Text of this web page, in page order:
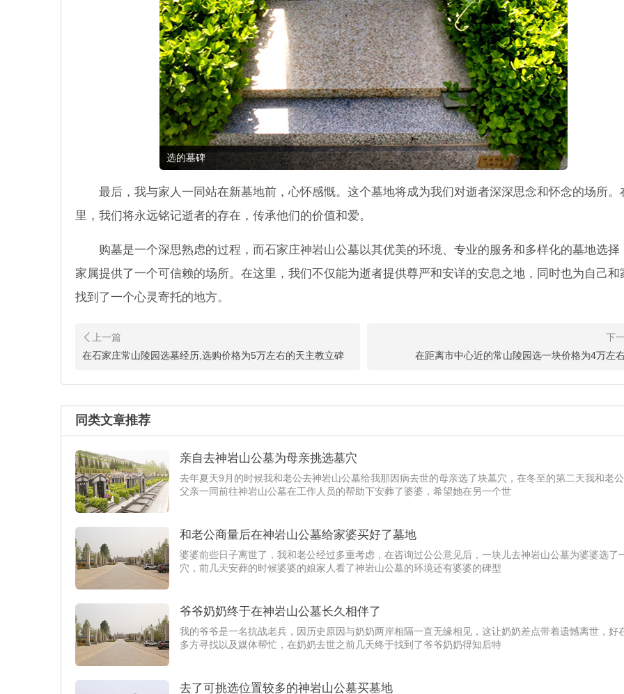
选的墓碑
最后，我与家人一同站在新墓地前，心怀感慨。这个墓地将成为我们对逝者深深思念和怀念的场所。
里，我们将永远铭记逝者的存在，传承他们的价值和爱。
购墓是一个深思熟虑的过程，而石家庄神岩山公墓以其优美的环境、专业的服务和多样化的墓地选择
家属提供了一个可信赖的场所。在这里，我们不仅能为逝者提供尊严和安详的安息之地，同时也为自己和
找到了一个心灵寄托的地方。
在石家庄常山陵园选墓经历,选购价格为5万左右的天主教立碑 在距离市中心近的常山陵园选一块价格为4万左
同类文章推荐
亲自去神岩山公墓为母亲挑选墓穴
去年夏天9月的时候我和老公去神岩山公墓给我那因病去世的母亲选了块墓穴，在冬至的第二天我和老
父亲一同前往神岩山公墓在工作人员的帮助下安葬了婆婆，希望她在另一个世
和老公商量后在神岩山公墓给家婆买好了墓地
婆婆前些日子离世了，我和老公经过多重考虑，在咨询过公公意见后，一块儿去神岩山公墓为婆婆选了
穴，前几天安葬的时候婆婆的娘家人看了神岩山公墓的环境还有婆婆的碑型
爷爷奶奶终于在神岩山公墓长久相伴了
我的爷爷是一名抗战老兵，因历史原因与奶奶两岸相隔一直无缘相见，这让奶奶差点带着遗憾离世，好
多方寻找以及媒体帮忙，在奶奶去世之前几天终于找到了爷爷奶奶得知后特
去了可挑选位置较多的神岩山公墓买墓地